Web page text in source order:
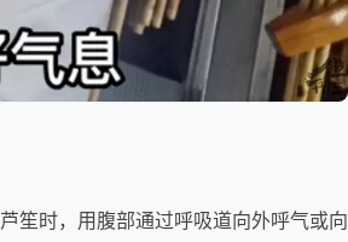
笙时，用腹部通过呼吸道向外呼气或向